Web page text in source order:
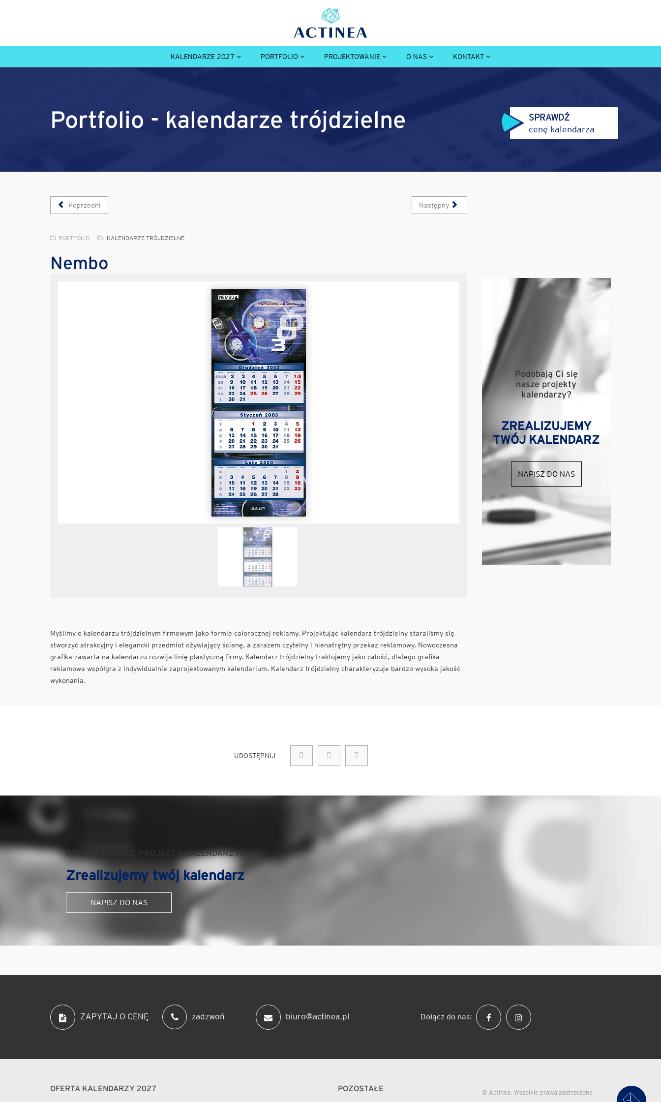
KALENDARZE 2027 PORTFOLIO PROJEKTOWANIE O NAS KONTAKT
Portfolio - kalendarze trójdzielne
SPRAWDŹ
cenę kalendarza
Poprzedni Następny
PORTFOLIO KALENDARZE TRÓJDZIELNE
Nembo
Myślimy o kalendarzu trójdzielnym firmowym jako formie całorocznej reklamy. Projektując kalendarz trójdzielny staraliśmy się
stworzyć atrakcyjny i elegancki przedmiot ożywiający ścianę, a zarazem czytelny i nienatrętny przekaz reklamowy. Nowoczesna
grafika zawarta na kalendarzu rozwija linię plastyczną firmy. Kalendarz trójdzielny traktujemy jako całość, dlatego grafika
reklamowa współgra z indywidualnie zaprojektowanym kalendarium. Kalendarz trójdzielny charakteryzuje bardzo wysoka jakość
wykonania.
Podobają Ci się
nasze projekty
kalendarzy?
ZREALIZUJEMY
TWÓJ KALENDARZ
NAPISZ DO NAS
UDOSTĘPNIJ
PODOBAJĄ CI SIĘ PROJEKTY KALENDARZY?
Zrealizujemy twój kalendarz
NAPISZ DO NAS
ZAPYTAJ O CENĘ zadzwoń biuro@actinea.pl Dołącz do nas:
OFERTA KALENDARZY 2027 POZOSTAŁE © Actinea. Wszelkie prawa zastrzeżone